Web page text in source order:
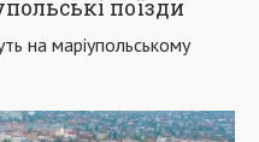
поїзди
на маріупольському